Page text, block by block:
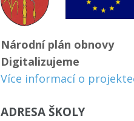
Národní plán obnovy
Digitalizujeme
Více informací o
ADRESA ŠKOLY